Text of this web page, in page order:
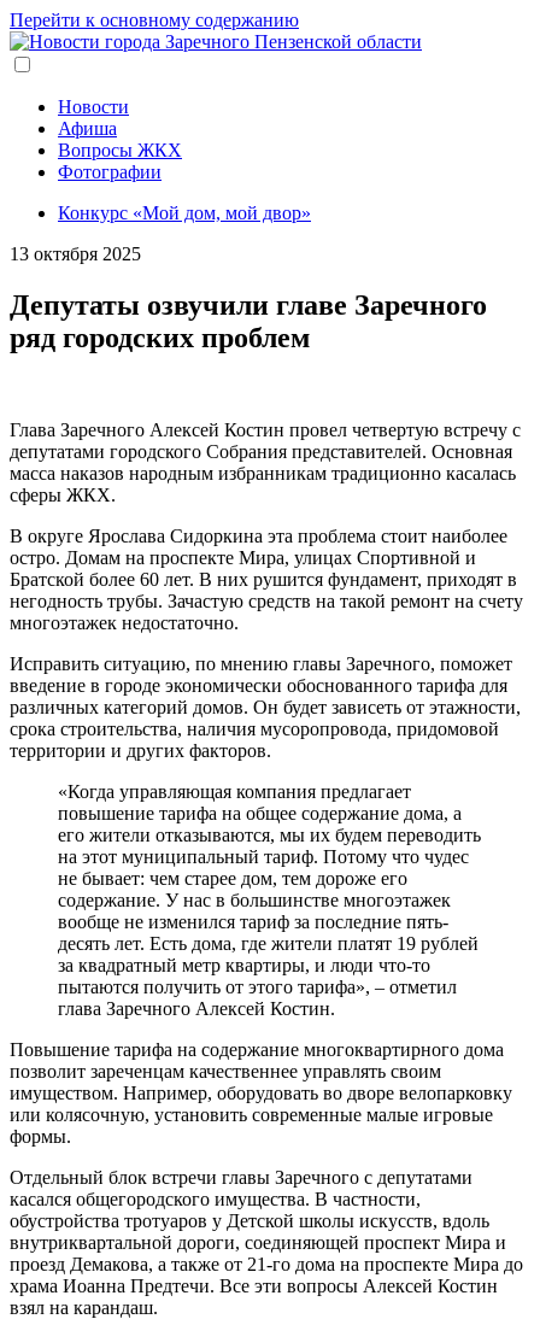
Перейти к основному содержанию
Новости
Афиша
Вопросы ЖКХ
Фотографии
Конкурс «Мой дом, мой двор»
13 октября 2025
Депутаты озвучили главе Заречного
ряд городских проблем
Глава Заречного Алексей Костин провел четвертую встречу с
депутатами городского Собрания представителей. Основная
масса наказов народным избранникам традиционно касалась
сферы ЖКХ.
В округе Ярослава Сидоркина эта проблема стоит наиболее
остро. Домам на проспекте Мира, улицах Спортивной и
Братской более 60 лет. В них рушится фундамент, приходят в
негодность трубы. Зачастую средств на такой ремонт на счету
многоэтажек недостаточно.
Исправить ситуацию, по мнению главы Заречного, поможет
введение в городе экономически обоснованного тарифа для
различных категорий домов. Он будет зависеть от этажности,
срока строительства, наличия мусоропровода, придомовой
территории и других факторов.
«Когда управляющая компания предлагает
повышение тарифа на общее содержание дома, а
его жители отказываются, мы их будем переводить
на этот муниципальный тариф. Потому что чудес
не бывает: чем старее дом, тем дороже его
содержание. У нас в большинстве многоэтажек
вообще не изменился тариф за последние пять-
десять лет. Есть дома, где жители платят 19 рублей
за квадратный метр квартиры, и люди что-то
пытаются получить от этого тарифа», – отметил
глава Заречного Алексей Костин.
Повышение тарифа на содержание многоквартирного дома
позволит зареченцам качественнее управлять своим
имуществом. Например, оборудовать во дворе велопарковку
или колясочную, установить современные малые игровые
формы.
Отдельный блок встречи главы Заречного с депутатами
касался общегородского имущества. В частности,
обустройства тротуаров у Детской школы искусств, вдоль
внутриквартальной дороги, соединяющей проспект Мира и
проезд Демакова, а также от 21-го дома на проспекте Мира до
храма Иоанна Предтечи. Все эти вопросы Алексей Костин
взял на карандаш.